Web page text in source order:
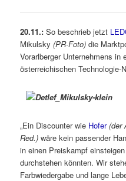
20.11.: So beschrieb jetzt
Mikulsky(PR-Foto) die
Vorarlberger Unternehmens in
österreichischen Technologie-
„Ein Discounter wie Hofer (der
Red.) wäre kein passender
in einen Preiskampf
durchstehen könnten. Wir
Farbwiedergabe und lange